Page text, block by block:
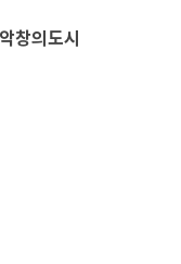
창의도시